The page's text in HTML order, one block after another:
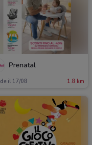
Prenatal
il 17/08 1.8 km